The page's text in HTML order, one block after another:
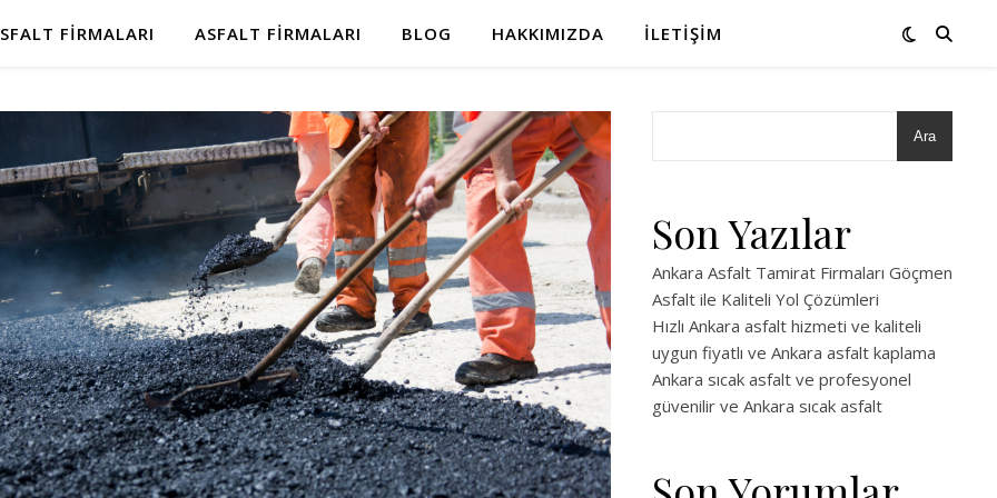
FIRMALARI ASFALT FIRMALARI BLOG HAKKIMIZDA İLETIŞIM
Ara
Son Yazılar
Ankara Asfalt Tamirat Firmaları Göçmen
Asfalt ile Kaliteli Yol Çözümleri
Hızlı Ankara asfalt hizmeti ve kaliteli
uygun fiyatlı ve Ankara asfalt kaplama
Ankara sıcak asfalt ve profesyonel
güvenilir ve Ankara sıcak asfalt